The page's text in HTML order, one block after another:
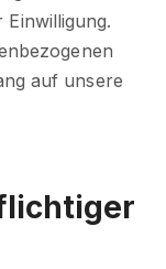
auf unsere